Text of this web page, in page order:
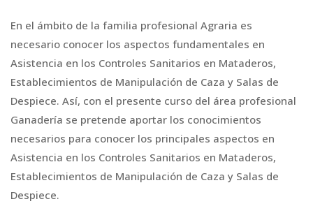
En el ámbito de la familia profesional Agraria es
necesario conocer los aspectos fundamentales en
Asistencia en los Controles Sanitarios en Mataderos,
Establecimientos de Manipulación de Caza y Salas de
Despiece. Así, con el presente curso del área profesional
Ganadería se pretende aportar los conocimientos
necesarios para conocer los principales aspectos en
Asistencia en los Controles Sanitarios en Mataderos,
Establecimientos de Manipulación de Caza y Salas de
Despiece.